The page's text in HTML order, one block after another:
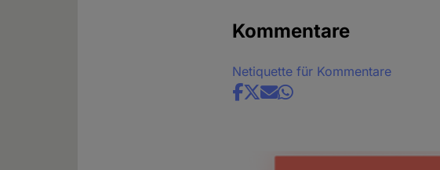
Kommentare
Netiquette für Kommentare
Share